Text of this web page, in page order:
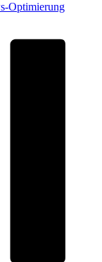
Optimierung